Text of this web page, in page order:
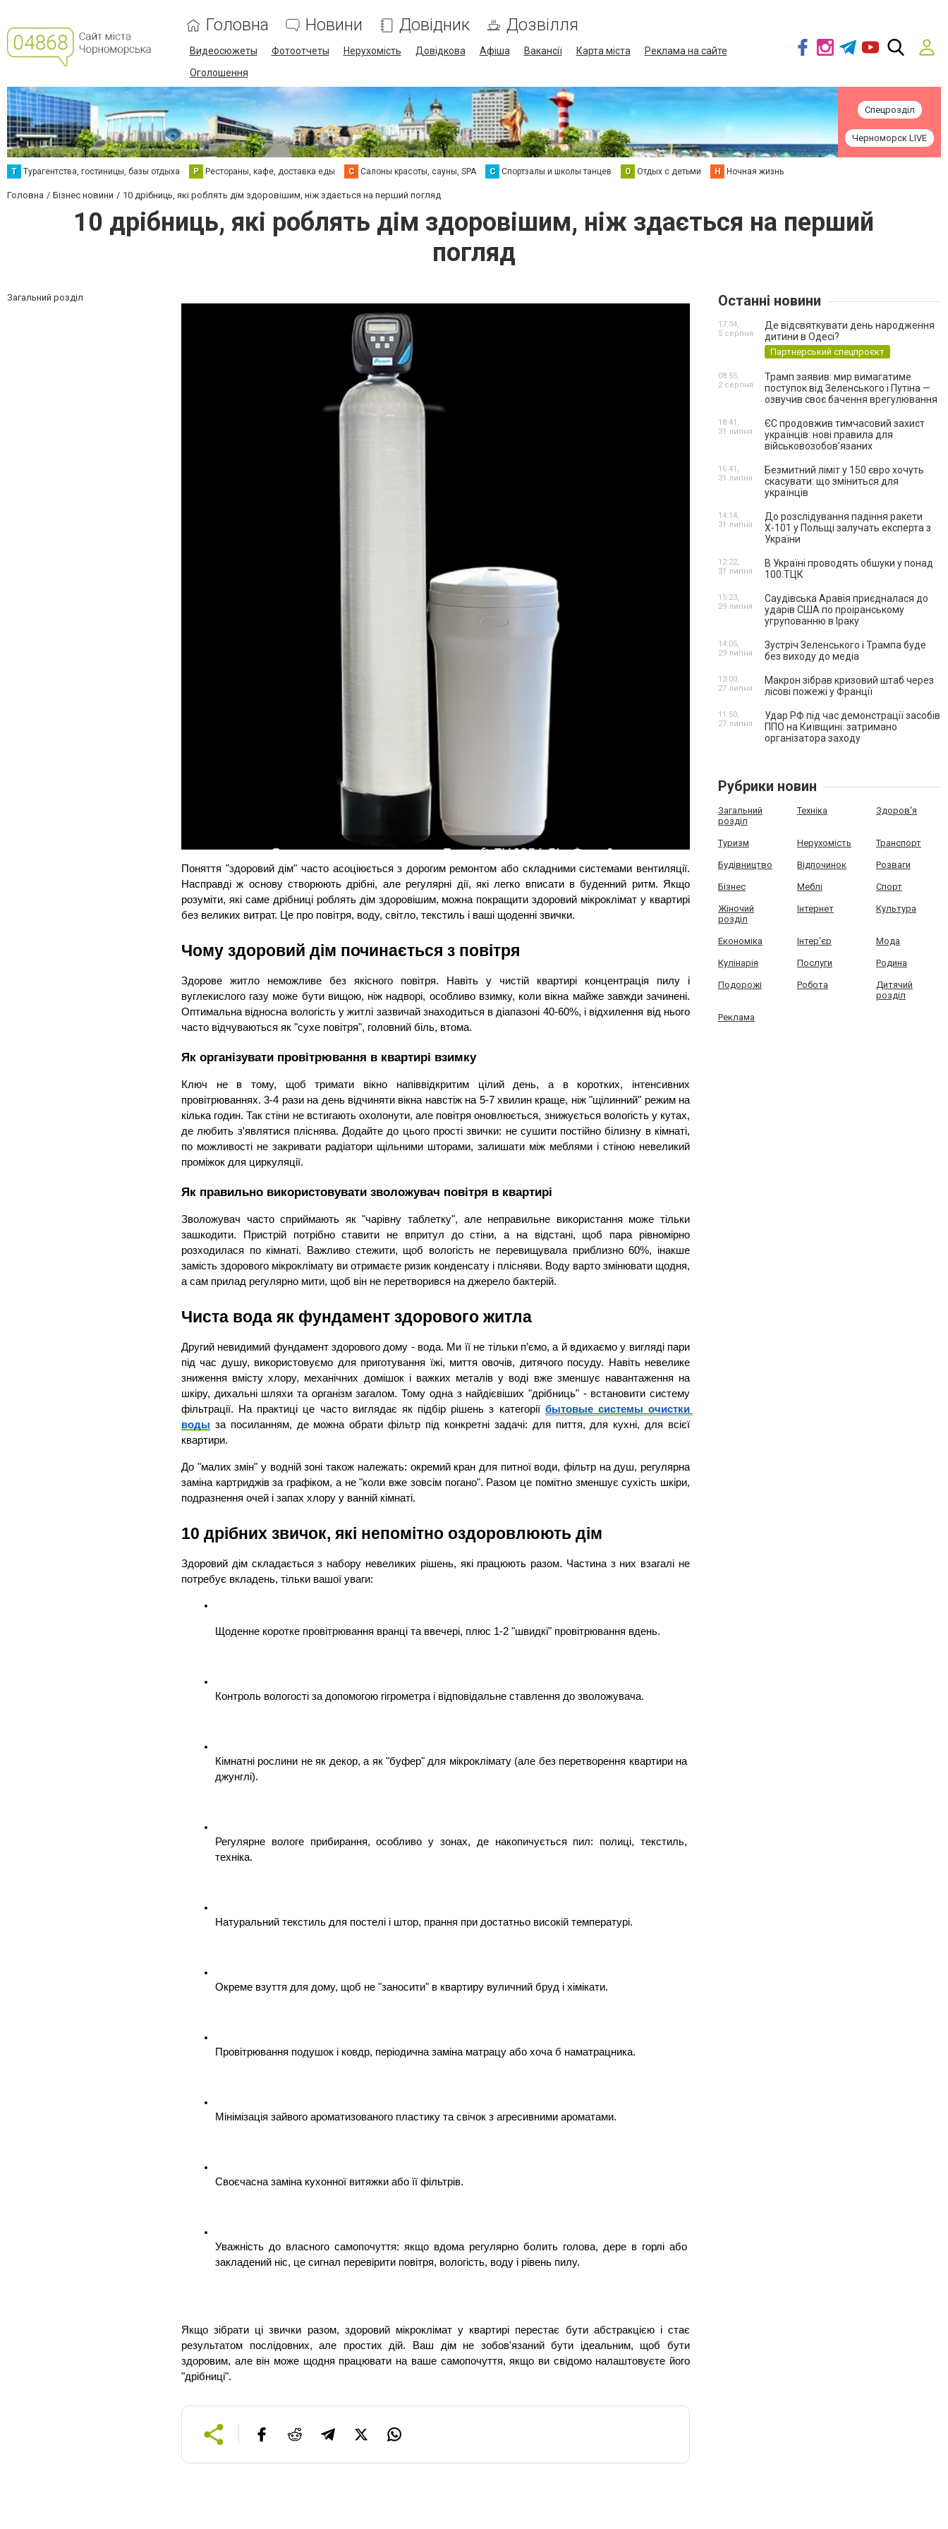
Головна Новини Довідник Дозвілля
Видеосюжеты Фотоотчеты Нерухомість Довідкова Афіша Вакансії Карта міста
Реклама на сайте
Оголошення
Спецрозділ
Черноморск LIVE
Т Турагентства, гостиницы, базы отдыха Р Рестораны, кафе, доставка еды С Салоны красоты, сауны, SPA С Спортзалы и школы танцев О Отдых с детьми Н Ночная жизнь
Головна Бізнес новини 10 дрібниць, які роблять дім здоровішим, ніж здається на перший погляд
10 дрібниць, які роблять дім здоровішим, ніж здається на перший
погляд
Загальний розділ
Поняття "здоровий дім" часто асоціюється з дорогим ремонтом або складними системами вентиляції.
Насправді ж основу створюють дрібні, але регулярні дії, які легко вписати в буденний ритм. Якщо
розуміти, які саме дрібниці роблять дім здоровішим, можна покращити здоровий мікроклімат у квартирі
без великих витрат. Це про повітря, воду, світло, текстиль і ваші щоденні звички.
Чому здоровий дім починається з повітря
Здорове житло неможливе без якісного повітря. Навіть у чистій квартирі концентрація пилу і
вуглекислого газу може бути вищою, ніж надворі, особливо взимку, коли вікна майже завжди зачинені.
Оптимальна відносна вологість у житлі зазвичай знаходиться в діапазоні 40-60%, і відхилення від нього
часто відчуваються як "сухе повітря", головний біль, втома.
Як організувати провітрювання в квартирі взимку
Ключ не в тому, щоб тримати вікно напіввідкритим цілий день, а в коротких, інтенсивних
провітрюваннях. 3-4 рази на день відчиняти вікна навстіж на 5-7 хвилин краще, ніж "щілинний" режим на
кілька годин. Так стіни не встигають охолонути, але повітря оновлюється, знижується вологість у кутах,
де любить з'являтися пліснява. Додайте до цього прості звички: не сушити постійно білизну в кімнаті,
по можливості не закривати радіатори щільними шторами, залишати між меблями і стіною невеликий
проміжок для циркуляції.
Як правильно використовувати зволожувач повітря в квартирі
Зволожувач часто сприймають як "чарівну таблетку", але неправильне використання може тільки
зашкодити. Пристрій потрібно ставити не впритул до стіни, а на відстані, щоб пара рівномірно
розходилася по кімнаті. Важливо стежити, щоб вологість не перевищувала приблизно 60%, інакше
замість здорового мікроклімату ви отримаєте ризик конденсату і плісняви. Воду варто змінювати щодня,
а сам прилад регулярно мити, щоб він не перетворився на джерело бактерій.
Чиста вода як фундамент здорового житла
Другий невидимий фундамент здорового дому - вода. Ми її не тільки п’ємо, а й вдихаємо у вигляді пари
під час душу, використовуємо для приготування їжі, миття овочів, дитячого посуду. Навіть невелике
зниження вмісту хлору, механічних домішок і важких металів у воді вже зменшує навантаження на
шкіру, дихальні шляхи та організм загалом. Тому одна з найдієвіших "дрібниць" - встановити систему
фільтрації. На практиці це часто виглядає як підбір рішень з категорії бытовые системы очистки
воды за посиланням, де можна обрати фільтр під конкретні задачі: для пиття, для кухні, для всієї
квартири.
До "малих змін" у водній зоні також належать: окремий кран для питної води, фільтр на душ, регулярна
заміна картриджів за графіком, а не "коли вже зовсім погано". Разом це помітно зменшує сухість шкіри,
подразнення очей і запах хлору у ванній кімнаті.
10 дрібних звичок, які непомітно оздоровлюють дім
Здоровий дім складається з набору невеликих рішень, які працюють разом. Частина з них взагалі не
потребує вкладень, тільки вашої уваги:
Щоденне коротке провітрювання вранці та ввечері, плюс 1-2 "швидкі" провітрювання вдень.
Контроль вологості за допомогою гігрометра і відповідальне ставлення до зволожувача.
Кімнатні рослини не як декор, а як "буфер" для мікроклімату (але без перетворення квартири на
джунглі).
Регулярне вологе прибирання, особливо у зонах, де накопичується пил: полиці, текстиль,
техніка.
Натуральний текстиль для постелі і штор, прання при достатньо високій температурі.
Окреме взуття для дому, щоб не "заносити" в квартиру вуличний бруд і хімікати.
Провітрювання подушок і ковдр, періодична заміна матрацу або хоча б наматрацника.
Мінімізація зайвого ароматизованого пластику та свічок з агресивними ароматами.
Своєчасна заміна кухонної витяжки або її фільтрів.
Уважність до власного самопочуття: якщо вдома регулярно болить голова, дере в горлі або
закладений ніс, це сигнал перевірити повітря, вологість, воду і рівень пилу.
Якщо зібрати ці звички разом, здоровий мікроклімат у квартирі перестає бути абстракцією і стає
результатом послідовних, але простих дій. Ваш дім не зобов'язаний бути ідеальним, щоб бути
здоровим, але він може щодня працювати на ваше самопочуття, якщо ви свідомо налаштовуєте його
"дрібниці".
Останні новини
Де відсвяткувати день народження
дитини в Одесі?
Партнерський спецпроєкт
17:34,
5 серпня
Трамп заявив: мир вимагатиме
поступок від Зеленського і Путіна —
озвучив своє бачення врегулювання
08:55,
2 серпня
ЄС продовжив тимчасовий захист
українців: нові правила для
військовозобов’язаних
18:41,
31 липня
Безмитний ліміт у 150 євро хочуть
скасувати: що зміниться для
українців
16:41,
31 липня
До розслідування падіння ракети
Х-101 у Польщі залучать експерта з
України
14:14,
31 липня
В Україні проводять обшуки у понад
100 ТЦК
12:22,
31 липня
Саудівська Аравія приєдналася до
ударів США по проіранському
угрупованню в Іраку
15:23,
29 липня
Зустріч Зеленського і Трампа буде
без виходу до медіа
14:05,
29 липня
Макрон зібрав кризовий штаб через
лісові пожежі у Франції
13:00,
27 липня
Удар РФ під час демонстрації засобів
ППО на Київщині: затримано
організатора заходу
11:50,
27 липня
Рубрики новин
Загальний
розділ
Техніка Здоров'я
Туризм Нерухомість Транспорт
Будівництво Відпочинок Розваги
Бізнес Меблі Спорт
Жіночий
розділ
Інтернет Культура
Економіка Інтер'єр Мода
Кулінарія Послуги Родина
Подорожі Робота
Дитячий
розділ
Реклама